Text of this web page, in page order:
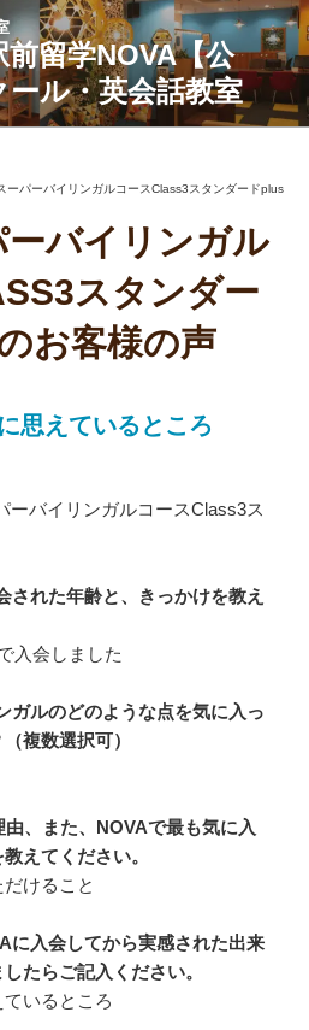
留学NOVA【公
ル・英会話教室
ーパーバイリンガルコースClass3スタンダードplus
バイリンガル
スタンダー
お客様の声
思えているところ
ーバイリンガルコースClass3ス
された年齢と、きっかけを教え
入会しました
ガルのどのような点を気に入っ
複数選択可）
、また、NOVAで最も気に入
えてください。
けること
に入会してから実感された出来
たらご記入ください。
いるところ